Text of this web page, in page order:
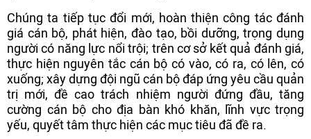
Chúng ta tiếp tục đổi mới, hoàn thiện công tác đánh
giá cán bộ, phát hiện, đào tạo, bồi dưỡng, trọng dụng
người có năng lực nổi trội; trên cơ sở kết quả đánh giá,
thực hiện nguyên tắc cán bộ có vào, có ra, có lên, có
xuống; xây dựng đội ngũ cán bộ đáp ứng yêu cầu quản
trị mới, đề cao trách nhiệm người đứng đầu, tăng
cường cán bộ cho địa bàn khó khăn, lĩnh vực trọng
yếu, quyết tâm thực hiện các mục tiêu đã đề ra.